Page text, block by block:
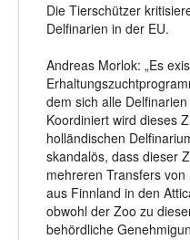
Die Tierschützer
Delfinarien in der EU.
Andreas Morlok: „Es
dem sich alle
Koordiniert wird dieses
holländischen
skandalös, dass dieser
mehreren Transfers
aus Finnland in den
obwohl der Zoo zu
behördliche